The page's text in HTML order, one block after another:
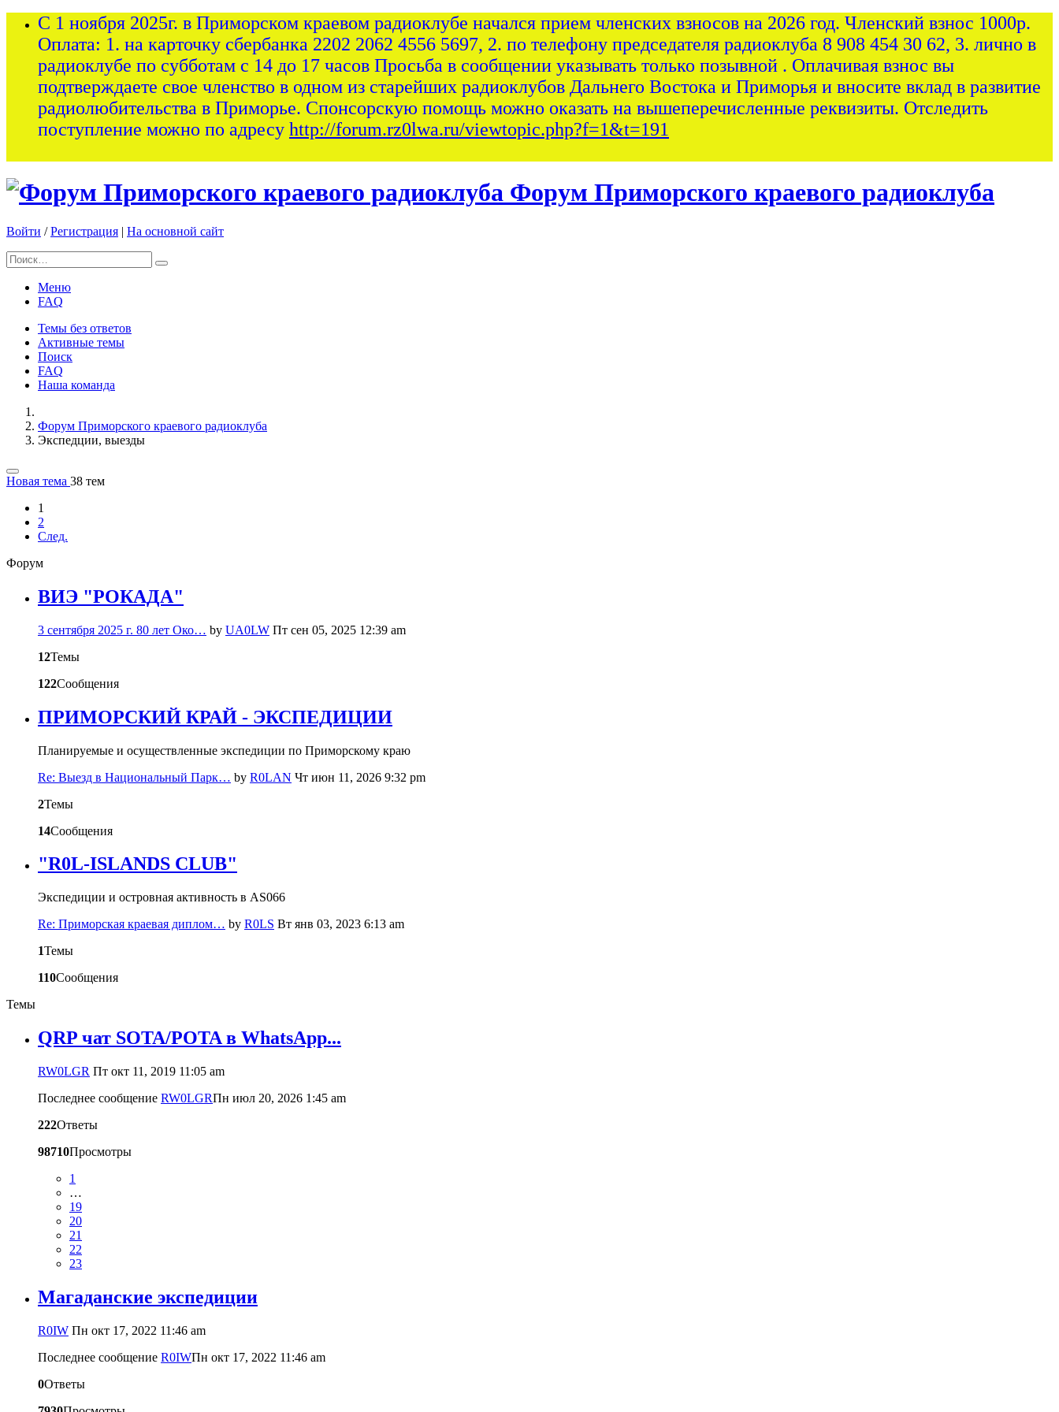
С 1 ноября 2025г. в Приморском краевом радиоклубе начался прием членских взносов на 2026 год. Членский взнос 1000р.
Оплата: 1. на карточку сбербанка 2202 2062 4556 5697, 2. по телефону председателя радиоклуба 8 908 454 30 62, 3. лично в
радиоклубе по субботам с 14 до 17 часов Просьба в сообщении указывать только позывной . Оплачивая взнос вы
подтверждаете свое членство в одном из старейших радиоклубов Дальнего Востока и Приморья и вносите вклад в развитие
радиолюбительства в Приморье. Спонсорскую помощь можно оказать на вышеперечисленные реквизиты. Отследить
поступление можно по адресу http://forum.rz0lwa.ru/viewtopic.php?f=1&t=191
Форум Приморского краевого радиоклуба
Войти /Регистрация | На основной сайт
Меню
FAQ
Темы без ответов
Активные темы
Поиск
FAQ
Наша команда
Форум Приморского краевого радиоклуба
Экспедции, выезды
Новая тема 38 тем
1
2
След.
Форум
ВИЭ "РОКАДА"
3 сентября 2025 г. 80 лет Око… by UA0LW Пт сен 05, 2025 12:39 am
12Темы
122Сообщения
ПРИМОРСКИЙ КРАЙ - ЭКСПЕДИЦИИ
Планируемые и осуществленные экспедиции по Приморскому краю
Re: Выезд в Национальный Парк… by R0LAN Чт июн 11, 2026 9:32 pm
2Темы
14Сообщения
"R0L-ISLANDS CLUB"
Экспедиции и островная активность в AS066
Re: Приморская краевая диплом… by R0LS Вт янв 03, 2023 6:13 am
1Темы
110Сообщения
Темы
QRP чат SOTA/POTA в WhatsApp...
RW0LGR Пт окт 11, 2019 11:05 am
Последнее сообщение RW0LGRПн июл 20, 2026 1:45 am
222Ответы
98710Просмотры
1
…
19
20
21
22
23
Магаданские экспедиции
R0IW Пн окт 17, 2022 11:46 am
Последнее сообщение R0IWПн окт 17, 2022 11:46 am
0Ответы